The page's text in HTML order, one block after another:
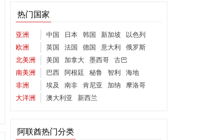
热门国家
亚洲 中国 日本 韩国 新加坡
以色列
欧洲
英国 法国 德国 意大利
俄罗斯
北美洲
美国 加拿大 墨西哥
古巴
南美洲
巴西 阿根廷 秘鲁 智利
海地
非洲
埃及 南非 肯尼亚 加纳
摩洛哥
大洋洲
澳大利亚 新西兰
阿联酋热门分类